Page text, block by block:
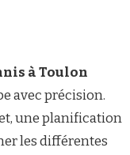
à Toulon
avec précision.
une planification
les différentes